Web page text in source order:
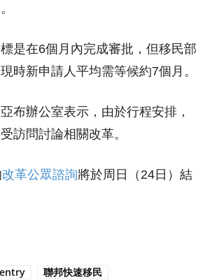
是在6個月內完成審批，但移民部
時新申請人平均需等候約7個月。
布辦公室表示，由於行程安排，
訪問討論相關改革。
改革公眾諮詢將於周日（24日）結
聯邦快速移民